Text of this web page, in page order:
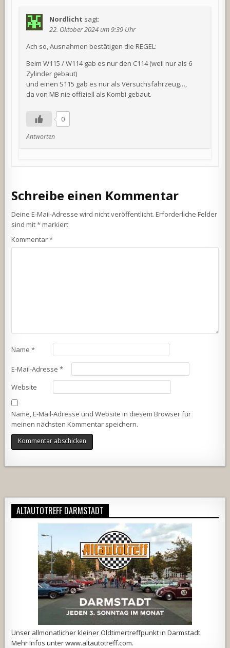
Nordlicht sagt:
22. Oktober 2024 um 9:39 Uhr
Ach so, Ausnahmen bestätigen die REGEL:
Beim W115 / W114 gab es nur den C114 (weil nur als 6
Zylinder gebaut)
und einen S115 gab es nur als Versuchsfahrzeug…,
da von MB nie offiziell als Kombi gebaut.
0
Antworten
Schreibe einen Kommentar
Deine E-Mail-Adresse wird nicht veröffentlicht. Erforderliche Felder
sind mit*markiert
Kommentar*
Name*
E-Mail-Adresse*
Website
Name, E-Mail-Adresse und Website in diesem Browser für
meinen nächsten Kommentar speichern.
ALTAUTOTREFF DARMSTADT
Unser allmonatlicher kleiner Oldtimertreffpunkt in Darmstadt.
Mehr Infos unterwww.altautotreff.com.